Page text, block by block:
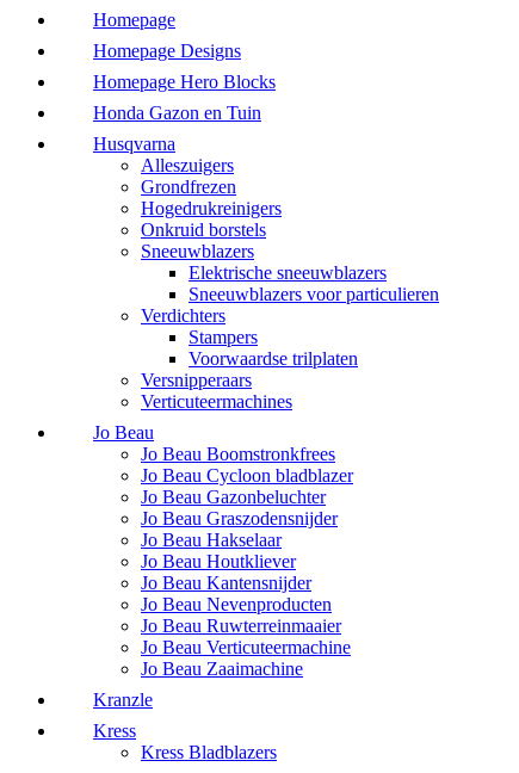
Homepage
Homepage Designs
Homepage Hero Blocks
Honda Gazon en Tuin
Husqvarna
Alleszuigers
Grondfrezen
Hogedrukreinigers
Onkruid borstels
Sneeuwblazers
Elektrische sneeuwblazers
Sneeuwblazers voor particulieren
Verdichters
Stampers
Voorwaardse trilplaten
Versnipperaars
Verticuteermachines
Jo Beau
Jo Beau Boomstronkfrees
Jo Beau Cycloon bladblazer
Jo Beau Gazonbeluchter
Jo Beau Graszodensnijder
Jo Beau Hakselaar
Jo Beau Houtkliever
Jo Beau Kantensnijder
Jo Beau Nevenproducten
Jo Beau Ruwterreinmaaier
Jo Beau Verticuteermachine
Jo Beau Zaaimachine
Kranzle
Kress
Kress Bladblazers